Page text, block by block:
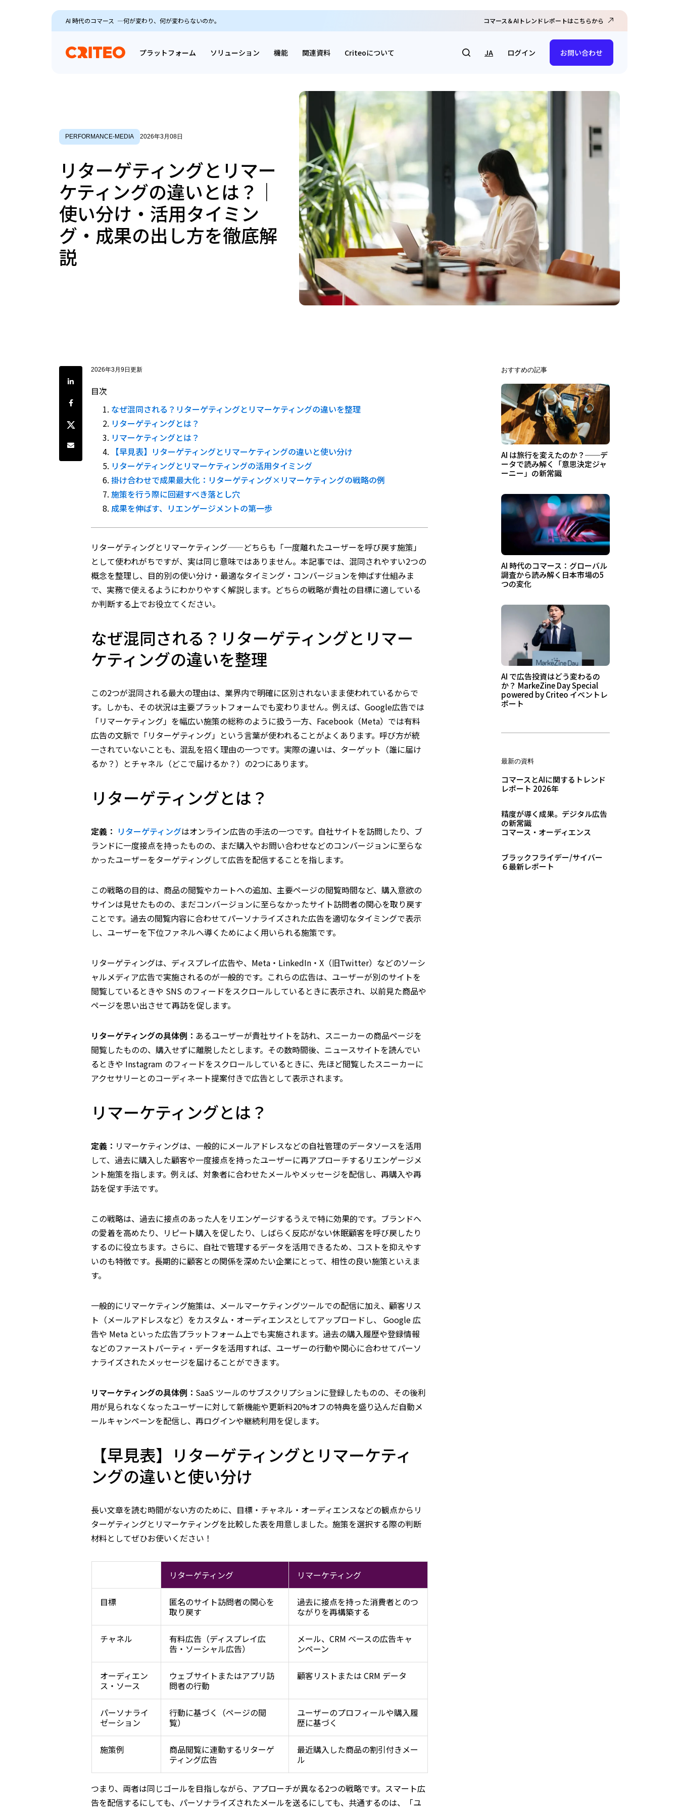
AI 時代のコマース ―何が変わり、何が変わらないのか。 コマース＆AIトレンドレポートはこちらから
プラットフォーム ソリューション 機能 関連資料 Criteoについて JA ログイン お問い合わせ
PERFORMANCE-MEDIA 2026年3月08日
リターゲティングとリマー
ケティングの違いとは？｜
使い分け・活用タイミン
グ・成果の出し方を徹底解
説
LinkedInで共有
Facebookでシェア
Twitterでシェア
Share by e-mail
2026年3月9日更新
目次
なぜ混同される？リターゲティングとリマーケティングの違いを整理
リターゲティングとは？
リマーケティングとは？
【早見表】リターゲティングとリマーケティングの違いと使い分け
リターゲティングとリマーケティングの活用タイミング
掛け合わせで成果最大化：リターゲティング×リマーケティングの戦略の例
施策を行う際に回避すべき落とし穴
成果を伸ばす、リエンゲージメントの第一歩
リターゲティングとリマーケティング——どちらも「一度離れたユーザーを呼び戻す施策」
として使われがちですが、実は同じ意味ではありません。本記事では、混同されやすい2つの
概念を整理し、目的別の使い分け・最適なタイミング・コンバージョンを伸ばす仕組みま
で、実務で使えるようにわかりやすく解説します。どちらの戦略が貴社の目標に適している
か判断する上でお役立てください。
なぜ混同される？リターゲティングとリマー
ケティングの違いを整理
この2つが混同される最大の理由は、業界内で明確に区別されないまま使われているからで
す。しかも、その状況は主要プラットフォームでも変わりません。例えば、Google広告では
「リマーケティング」を幅広い施策の総称のように扱う一方、Facebook（Meta）では有料
広告の文脈で「リターゲティング」という言葉が使われることがよくあります。呼び方が統
一されていないことも、混乱を招く理由の一つです。実際の違いは、ターゲット（誰に届け
るか？）とチャネル（どこで届けるか？）の2つにあります。
リターゲティングとは？
定義： リターゲティングはオンライン広告の手法の一つです。自社サイトを訪問したり、ブ
ランドに一度接点を持ったものの、まだ購入やお問い合わせなどのコンバージョンに至らな
かったユーザーをターゲティングして広告を配信することを指します。
この戦略の目的は、商品の閲覧やカートへの追加、主要ページの閲覧時間など、購入意欲の
サインは見せたものの、まだコンバージョンに至らなかったサイト訪問者の関心を取り戻す
ことです。過去の閲覧内容に合わせてパーソナライズされた広告を適切なタイミングで表示
し、ユーザーを下位ファネルへ導くためによく用いられる施策です。
リターゲティングは、ディスプレイ広告や、Meta・LinkedIn・X（旧Twitter）などのソーシ
ャルメディア広告で実施されるのが一般的です。これらの広告は、ユーザーが別のサイトを
閲覧しているときや SNS のフィードをスクロールしているときに表示され、以前見た商品や
ページを思い出させて再訪を促します。
リターゲティングの具体例： あるユーザーが貴社サイトを訪れ、スニーカーの商品ページを
閲覧したものの、購入せずに離脱したとします。その数時間後、ニュースサイトを読んでい
るときや Instagram のフィードをスクロールしているときに、先ほど閲覧したスニーカーに
アクセサリーとのコーディネート提案付きで広告として表示されます。
リマーケティングとは？
定義： リマーケティングは、一般的にメールアドレスなどの自社管理のデータソースを活用
して、過去に購入した顧客や一度接点を持ったユーザーに再アプローチするリエンゲージメ
ント施策を指します。例えば、対象者に合わせたメールやメッセージを配信し、再購入や再
訪を促す手法です。
この戦略は、過去に接点のあった人をリエンゲージするうえで特に効果的です。ブランドへ
の愛着を高めたり、リピート購入を促したり、しばらく反応がない休眠顧客を呼び戻したり
するのに役立ちます。さらに、自社で管理するデータを活用できるため、コストを抑えやす
いのも特徴です。長期的に顧客との関係を深めたい企業にとって、相性の良い施策といえま
す。
一般的にリマーケティング施策は、メールマーケティングツールでの配信に加え、顧客リス
ト（メールアドレスなど）をカスタム・オーディエンスとしてアップロードし、 Google 広
告や Meta といった広告プラットフォーム上でも実施されます。過去の購入履歴や登録情報
などのファーストパーティ・データを活用すれば、ユーザーの行動や関心に合わせてパーソ
ナライズされたメッセージを届けることができます。
リマーケティングの具体例： SaaS ツールのサブスクリプションに登録したものの、その後利
用が見られなくなったユーザーに対して新機能や更新料20%オフの特典を盛り込んだ自動メ
ールキャンペーンを配信し、再ログインや継続利用を促します。
【早見表】リターゲティングとリマーケティ
ングの違いと使い分け
長い文章を読む時間がない方のために、目標・チャネル・オーディエンスなどの観点からリ
ターゲティングとリマーケティングを比較した表を用意しました。施策を選択する際の判断
材料としてぜひお使いください！
リターゲティング リマーケティング
目標
匿名のサイト訪問者の関心を
取り戻す
過去に接点を持った消費者とのつ
ながりを再構築する
チャネル
有料広告（ディスプレイ広
告・ソーシャル広告）
メール、CRM ベースの広告キャ
ンペーン
オーディエン
ス・ソース
ウェブサイトまたはアプリ訪
問者の行動
顧客リストまたは CRM データ
パーソナライ
ゼーション
行動に基づく（ページの閲
覧）
ユーザーのプロフィールや購入履
歴に基づく
施策例
商品閲覧に連動するリターゲ
ティング広告
最近購入した商品の割引付きメー
ル
つまり、両者は同じゴールを目指しながら、アプローチが異なる2つの戦略です。スマート広
告を配信するにしても、パーソナライズされたメールを送るにしても、共通するのは、「ユ
おすすめの記事
AI は旅行を変えたのか？──デ
ータで読み解く「意思決定ジャ
ーニー」の新常識
AI 時代のコマース：グローバル
調査から読み解く日本市場の5
つの変化
AI で広告投資はどう変わるの
か？ MarkeZine Day Special
powered by Criteo イベントレ
ポート
最新の資料
コマースとAIに関するトレンド
レポート 2026年
精度が導く成果。デジタル広告
の新常識
コマース・オーディエンス
ブラックフライデー/サイバー
６最新レポート